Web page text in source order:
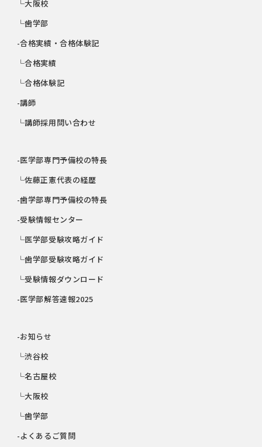
└大阪校
└歯学部
-合格実績・合格体験記
└合格実績
└合格体験記
-講師
└講師採用問い合わせ
-医学部専門予備校の特長
└佐藤正憲代表の経歴
-歯学部専門予備校の特長
-受験情報センター
└医学部受験攻略ガイド
└歯学部受験攻略ガイド
└受験情報ダウンロード
-医学部解答速報2025
-お知らせ
└渋谷校
└名古屋校
└大阪校
└歯学部
-よくあるご質問